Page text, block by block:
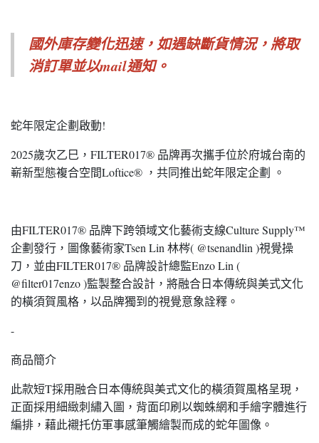
國外庫存變化迅速，如遇缺斷貨情況， 將取
消訂單並以mail通知。
蛇年限定企劃啟動!
2025歲次乙巳，FILTER017® 品牌再次攜手位於府城台南的
嶄新型態複合空間Loftice® ，共同推出蛇年限定企劃 。
由FILTER017® 品牌下跨領域文化藝術支線Culture Supply™
企劃發行，圖像藝術家Tsen Lin 林梣( @tsenandlin )視覺操
刀，並由FILTER017® 品牌設計總監Enzo Lin (
@filter017enzo )監製整合設計，將融合日本傳統與美式文化
的橫須賀風格，以品牌獨到的視覺意象詮釋。
-
商品簡介
此款短T採用融合日本傳統與美式文化的橫須賀風格呈現，
正面採用細緻刺繡入圖，背面印刷以蜘蛛網和手繪字體進行
編排，藉此襯托仿軍事感筆觸繪製而成的蛇年圖像。